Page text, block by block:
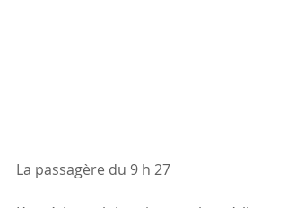
La passagère du 9 h 27